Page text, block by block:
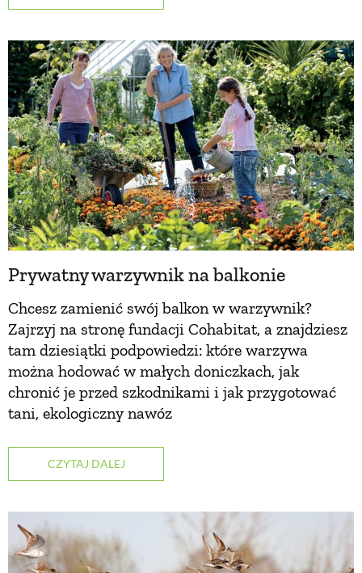
Prywatny warzywnik na balkonie
Chcesz zamienić swój balkon w warzywnik?
Zajrzyj na stronę fundacji Cohabitat, a znajdziesz
tam dziesiątki podpowiedzi: które warzywa
można hodować w małych doniczkach, jak
chronić je przed szkodnikami i jak przygotować
tani, ekologiczny nawóz
CZYTAJ DALEJ
NATURALNA APTECZKA
DLA DOMU
EKO ŻYCIE
PRZYRODA
ZWIERZĘTA DOMOWE
ZWIERZĘTA W NATURZE
GRZYBY
RZEMIOSŁO